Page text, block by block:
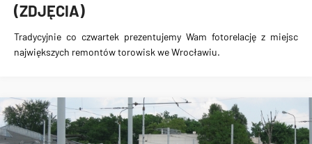
(ZDJĘCIA)
Tradycyjnie co czwartek prezentujemy Wam fotorelację z miejsc
największych remontów torowisk we Wrocławiu.